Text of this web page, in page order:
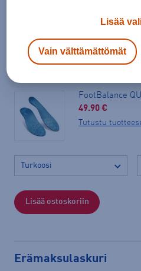
Ilmainen palautus
Suosittelemme tuotteen Drx
FootBalance
49.90 €
Tutustu
Lisää ostoskoriin
Erämaksulaskuri
Lisää
Vain välttämättömät